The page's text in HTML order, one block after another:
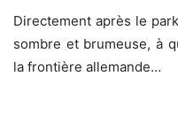
Directement après le
sombre et brumeuse, à
la frontière allemande…